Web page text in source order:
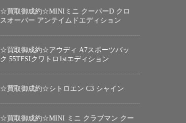
☆買取御成約☆MINIミニ クーパーD クロ
スオーバー アンテイムドエディション
☆買取御成約☆アウディ A7スポーツバッ
ク 55TFSIクワトロ1stエディション
☆買取御成約☆シトロエン C3 シャイン
☆買取御成約☆MINI ミニ クラブマン クー